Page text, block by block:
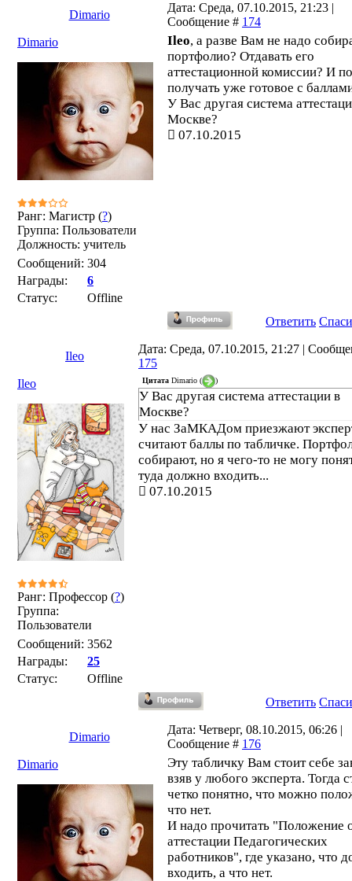
Dimario
Дата: Среда, 07.10.2015, 21:23 |
Сообщение # 174
Dimario
Ранг: Магистр (?)
Группа: Пользователи
Должность: учитель
Сообщений: 304
Награды:
6
Статус:
Offline
Ileo, а разве Вам не надо
портфолио? Отдавать его
аттестационной комиссии? И
получать уже готовое с
У Вас другая система
Москве?
07.10.2015
Ответить
Ileo
Дата: Среда, 07.10.2015, 21:27 |
175
Ileo
Ранг: Профессор (?)
Группа:
Пользователи
Сообщений: 3562
Награды:
25
Статус:
Offline
Цитата Dimario ( )
У Вас другая система аттестации в
Москве?
У нас ЗаМКАДом приезжают
считают баллы по табличке.
собирают, но я чего-то не могу
туда должно входить...
07.10.2015
Ответить
Dimario
Дата: Четверг, 08.10.2015, 06:26 |
Сообщение # 176
Dimario
Эту табличку Вам стоит себе
взяв у любого эксперта. Тогда
четко понятно, что можно
что нет.
И надо прочитать "Положение
аттестации Педагогических
работников", где указано, что
входить, а что нет.